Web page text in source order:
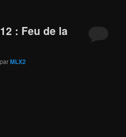
: Feu de la
parMLX2